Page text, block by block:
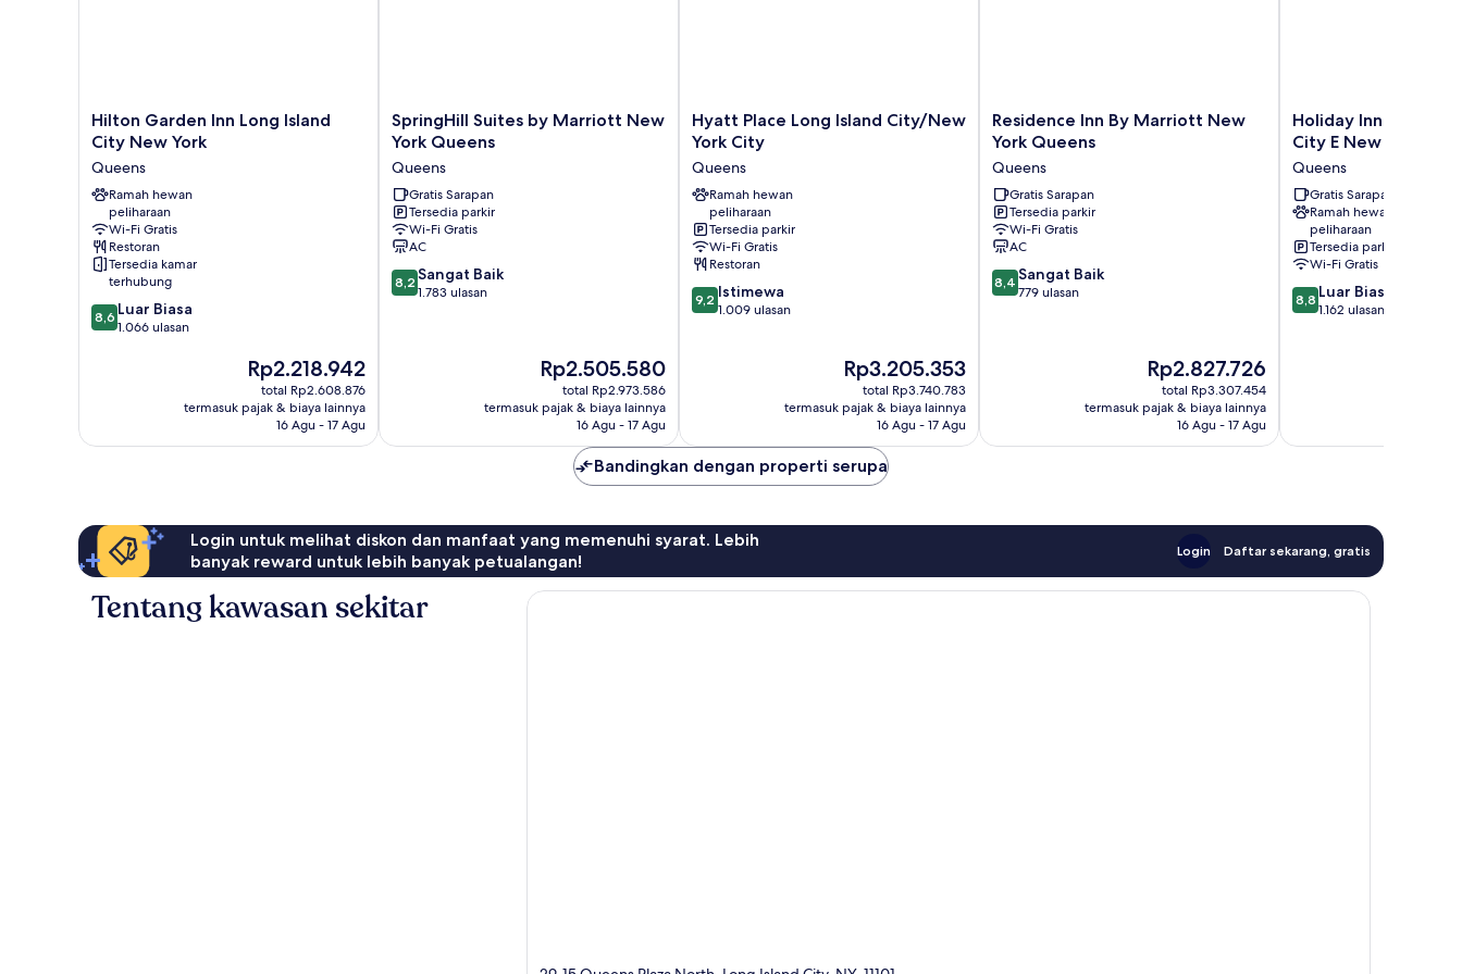
Hilton
Garden
Long
Island
City
New
York
Queens
Hilton Garden Inn Long Island
City New York
Queens
Ramah hewan
peliharaan
Wi-Fi Gratis
Restoran
Tersedia kamar
terhubung
8.6
dari
8,6 Luar Biasa
1.066 ulasan
Harga
sekarang
Rp2.218.942
Rp2.218.942
total Rp2.608.876
termasuk pajak & biaya lainnya
16 Agu - 17 Agu
SpringHill
Suites
Marriott
New
York
Queens
Queens
SpringHill Suites by Marriott New
York Queens
Queens
Gratis Sarapan
Tersedia parkir
Wi-Fi Gratis
AC
8.2
dari
8,2 Sangat Baik
1.783 ulasan
Harga
sekarang
Rp2.505.580
Rp2.505.580
total Rp2.973.586
termasuk pajak & biaya lainnya
16 Agu - 17 Agu
Hyatt
Place
Island
City/New
York
City
Queens
Hyatt Place Long Island City/New
York City
Queens
Ramah hewan
peliharaan
Tersedia parkir
Wi-Fi Gratis
Restoran
9.2
dari
9,2 Istimewa
1.009 ulasan
Harga
sekarang
Rp3.205.353
Rp3.205.353
total Rp3.740.783
termasuk pajak & biaya lainnya
16 Agu - 17 Agu
Residence
Inn
Marriott
New
York
Queens
Queens
Residence Inn By Marriott New
York Queens
Queens
Gratis Sarapan
Tersedia parkir
Wi-Fi Gratis
AC
8.4
dari
8,4 Sangat Baik
779 ulasan
Harga
sekarang
Rp2.827.726
Rp2.827.726
total Rp3.307.454
termasuk pajak & biaya lainnya
16 Agu - 17 Agu
Holiday
Inn
Express
Long
Island
City
New
York
by
IHG
Holiday Inn Express
City E New York by
Queens
Gratis Sarapan
Ramah hewan
peliharaan
Tersedia parkir
Wi-Fi Gratis
8.8
dari
8,8 Luar Biasa
1.162 ulasan
Bandingkan dengan properti serupa
Login untuk melihat diskon dan manfaat yang memenuhi syarat. Lebih
banyak reward untuk lebih banyak petualangan!
Login Daftar sekarang, gratis
Tentang kawasan sekitar